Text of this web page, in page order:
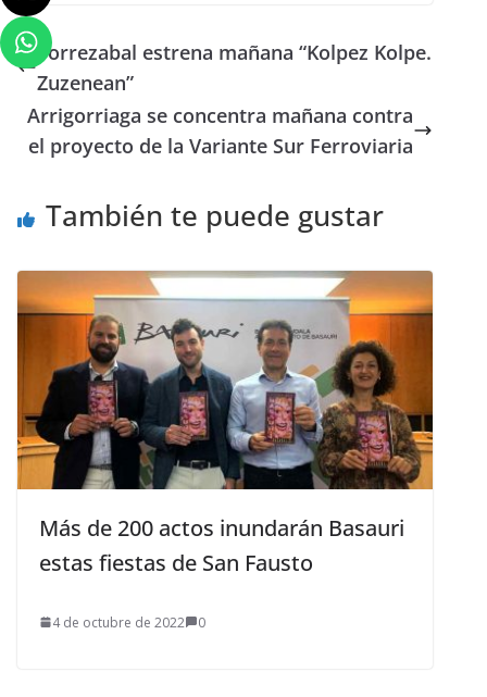
Torrezabal estrena mañana “Kolpez Kolpe.
Zuzenean”
Arrigorriaga se concentra mañana contra
el proyecto de la Variante Sur Ferroviaria
También te puede gustar
Más de 200 actos inundarán Basauri
estas fiestas de San Fausto
4 de octubre de 2022 0